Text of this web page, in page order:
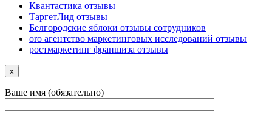
Квантастика отзывы
ТаргетЛид отзывы
Белгородские яблоки отзывы сотрудников
oro агентство маркетинговых исследований отзывы
ростмаркетинг франшиза отзывы
x
Ваше имя (обязательно)